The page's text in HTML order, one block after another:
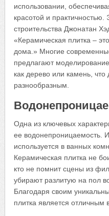
использовании,
красотой и практичностью.
строительства Джонатан
«Керамическая плитка –
дома.» Многие
предлагают
как дерево или камень,
разнообразным.
Одна из ключевых
ее водонепроницаемость.
используется в ванных
Керамическая плитка не
кто не помнит сцены из
убирают разлитую на пол
Благодаря своим
плитка является